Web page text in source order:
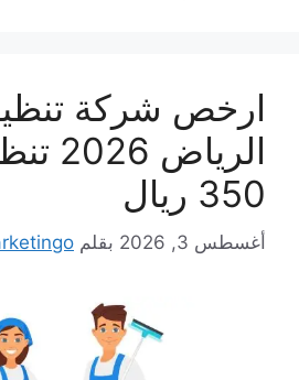
ارخص شركة
350 ريال
أغسطس 3, 2026 بقلم